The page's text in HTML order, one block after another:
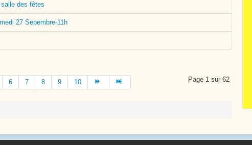
des fêtes
27 Sepembre-11h
Page 1 sur 62
6 7 8 9 10